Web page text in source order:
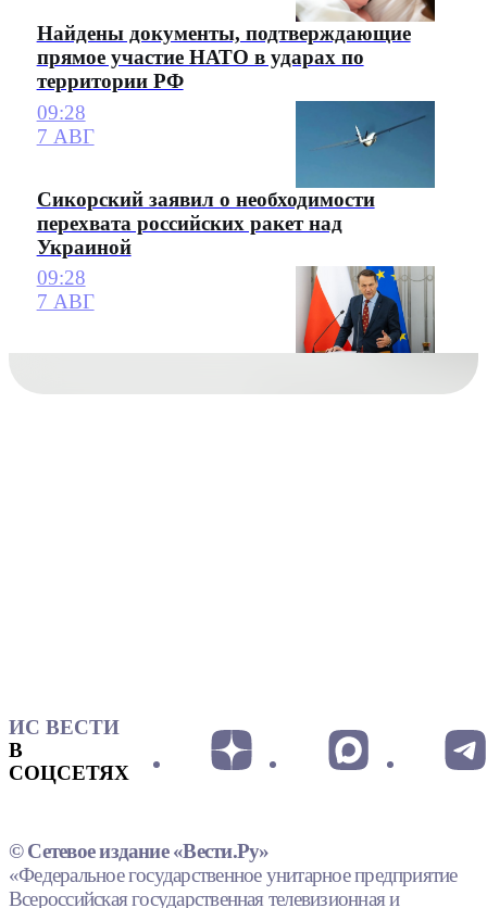
Найдены документы, подтверждающие
прямое участие НАТО в ударах по
территории РФ
09:28
7 АВГ
Сикорский заявил о необходимости
перехвата российских ракет над
Украиной
09:28
7 АВГ
ИС ВЕСТИ
В
СОЦСЕТЯХ
© Сетевое издание «Вести.Ру»
«Федеральное государственное унитарное предприятие
Всероссийская государственная телевизионная и